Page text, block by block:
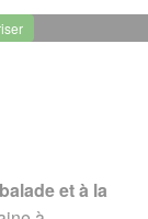
et à la